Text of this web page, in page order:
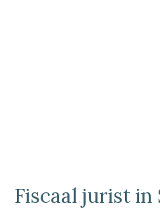
Fiscaal jurist in